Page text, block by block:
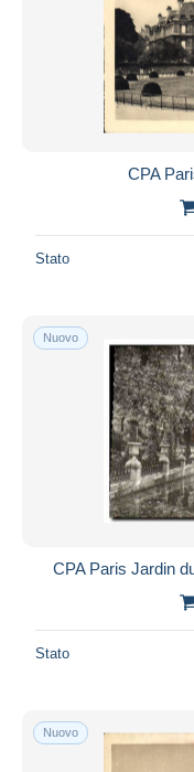
CPA
Stato
Nuovo
CPA Paris Jardin
Stato
Nuovo